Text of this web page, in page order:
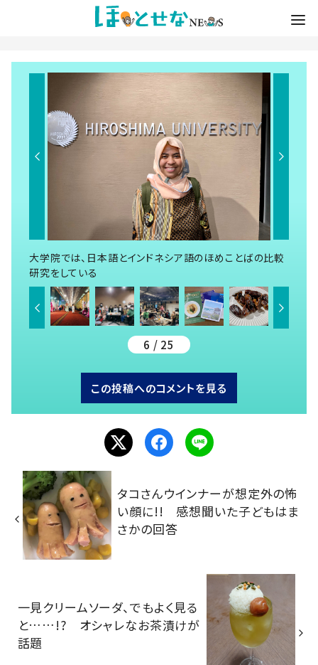
大学院では、日本語とインドネシア語のほめことばの比較
研究をしている
6 / 25
この投稿へのコメントを見る
タコさんウインナーが想定外の怖
い顔に!! 感想聞いた子どもはま
さかの回答
一見クリームソーダ、でもよく見る
と……!? オシャレなお茶漬けが
話題